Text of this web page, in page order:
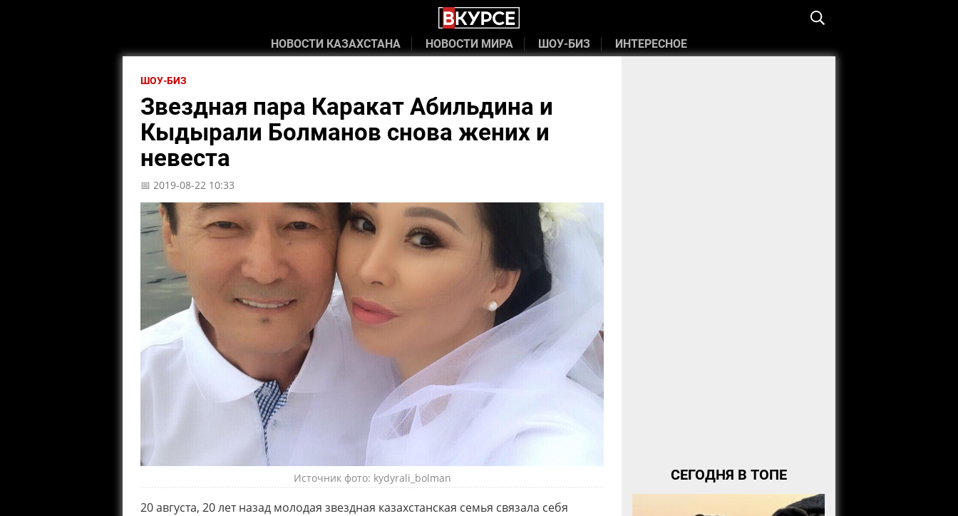
НОВОСТИ КАЗАХСТАНА НОВОСТИ МИРА ШОУ-БИЗ ИНТЕРЕСНОЕ
ШОУ-БИЗ
Звездная пара Каракат Абильдина и
Кыдырали Болманов снова жених и
невеста
📅 2019-08-22 10:33
Источник фото: kydyrali_bolman
20 августа, 20 лет назад молодая звездная казахстанская семья связала себя
СЕГОДНЯ В ТОПЕ